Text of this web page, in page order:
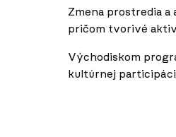
Zmena prostredia
pričom tvorivé
Východiskom
kultúrnej